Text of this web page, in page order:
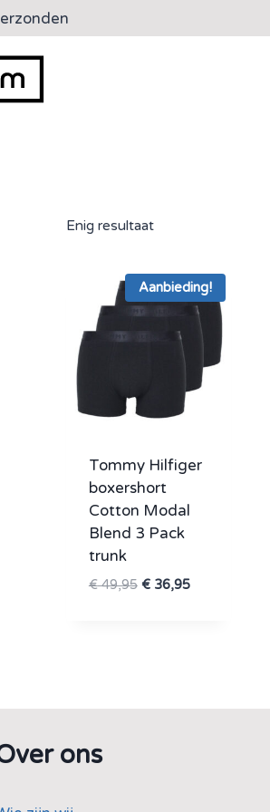
Enig resultaat
Aanbieding!
Tommy Hilfiger
boxershort
Cotton Modal
Blend 3 Pack
trunk
€49,95 Oorspronkelijke
€36,95Huidige
ons